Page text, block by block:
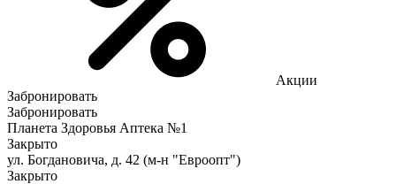
Акции
Забронировать
Забронировать
Планета Здоровья Аптека №1
Закрыто
ул. Богдановича, д. 42 (м-н "Евроопт")
Закрыто